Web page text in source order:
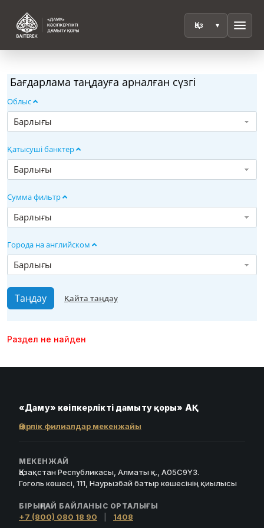
menu
Бағдарлама таңдауға арналған сүзгі
Облыс
Барлығы
Қатысуші банктер
Барлығы
Сумма фильтр
Барлығы
Города на английском
Барлығы
Раздел не найден
«Даму» кәсіпкерлікті дамыту қоры» АҚ
Өңірлік филиалдар мекенжайы
МЕКЕНЖАЙ
Қазақстан Республикасы, Алматы қ., A05C9Y3.
Гоголь көшесі, 111, Наурызбай батыр көшесінің қиылысы
БІРЫҢҒАЙ БАЙЛАНЫС ОРТАЛЫҒЫ
+7 (800) 080 18 90 1408